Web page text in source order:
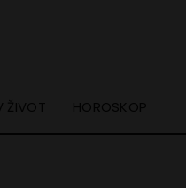
ŽIVOT HOROSKOP